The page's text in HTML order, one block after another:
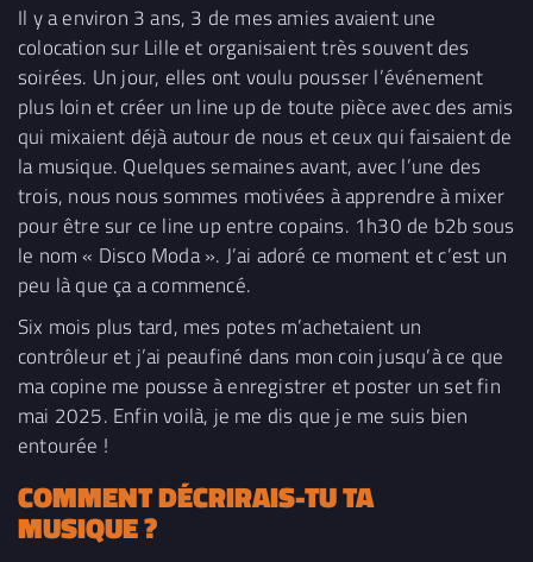
Il y a environ 3 ans, 3 de mes amies avaient une
colocation sur Lille et organisaient très souvent des
soirées. Un jour, elles ont voulu pousser l’événement
plus loin et créer un line up de toute pièce avec des amis
qui mixaient déjà autour de nous et ceux qui faisaient de
la musique. Quelques semaines avant, avec l’une des
trois, nous nous sommes motivées à apprendre à mixer
pour être sur ce line up entre copains. 1h30 de b2b sous
le nom « Disco Moda ». J’ai adoré ce moment et c’est un
peu là que ça a commencé.
Six mois plus tard, mes potes m’achetaient un
contrôleur et j’ai peaufiné dans mon coin jusqu’à ce que
ma copine me pousse à enregistrer et poster un set fin
mai 2025. Enfin voilà, je me dis que je me suis bien
entourée !
COMMENT DÉCRIRAIS-TU TA
MUSIQUE?